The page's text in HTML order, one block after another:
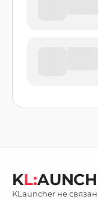
KL:
KLauncher не